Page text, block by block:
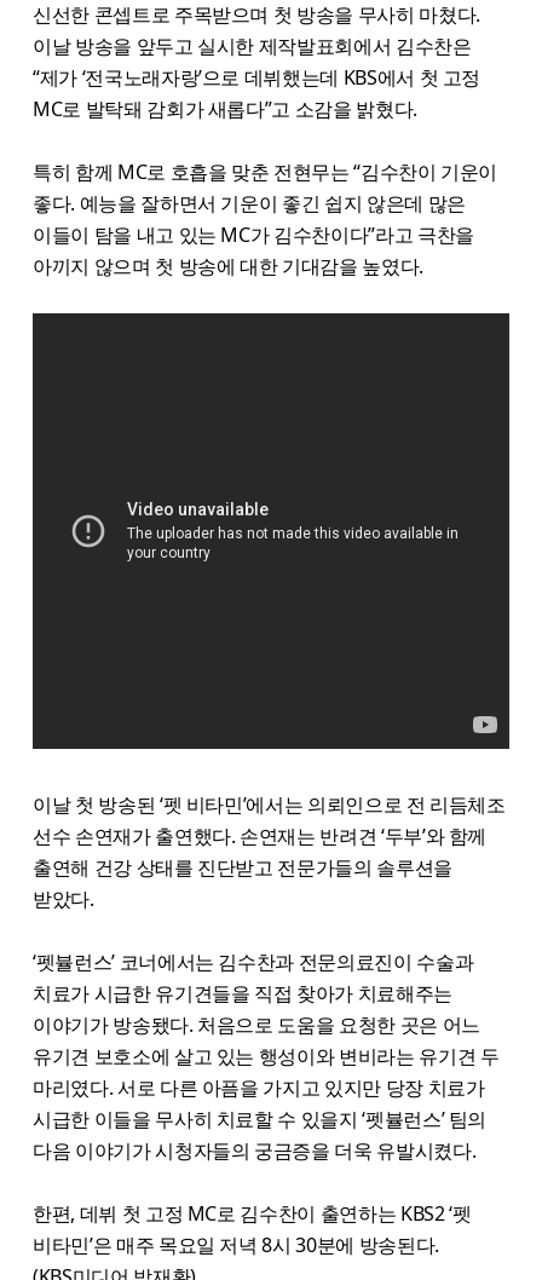
신선한 콘셉트로 주목받으며 첫 방송을 무사히 마쳤다.
이날 방송을 앞두고 실시한 제작발표회에서 김수찬은
“제가 ‘전국노래자랑’으로 데뷔했는데 KBS에서 첫 고정
MC로 발탁돼 감회가 새롭다”고 소감을 밝혔다.
특히 함께 MC로 호흡을 맞춘 전현무는 “김수찬이 기운이
좋다. 예능을 잘하면서 기운이 좋긴 쉽지 않은데 많은
이들이 탐을 내고 있는 MC가 김수찬이다”라고 극찬을
아끼지 않으며 첫 방송에 대한 기대감을 높였다.
이날 첫 방송된 ‘펫 비타민’에서는 의뢰인으로 전 리듬체조
선수 손연재가 출연했다. 손연재는 반려견 ‘두부’와 함께
출연해 건강 상태를 진단받고 전문가들의 솔루션을
받았다.
‘펫뷸런스’ 코너에서는 김수찬과 전문의료진이 수술과
치료가 시급한 유기견들을 직접 찾아가 치료해주는
이야기가 방송됐다. 처음으로 도움을 요청한 곳은 어느
유기견 보호소에 살고 있는 행성이와 변비라는 유기견 두
마리였다. 서로 다른 아픔을 가지고 있지만 당장 치료가
시급한 이들을 무사히 치료할 수 있을지 ‘펫뷸런스’ 팀의
다음 이야기가 시청자들의 궁금증을 더욱 유발시켰다.
한편, 데뷔 첫 고정 MC로 김수찬이 출연하는 KBS2 ‘펫
비타민’은 매주 목요일 저녁 8시 30분에 방송된다.